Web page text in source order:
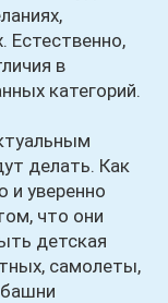
Естественно,
в
категорий.
делать. Как
и уверенно
что они
детская
самолеты,